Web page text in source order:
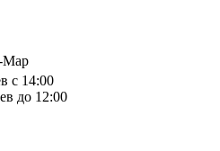
Мар
с 14:00
до 12:00